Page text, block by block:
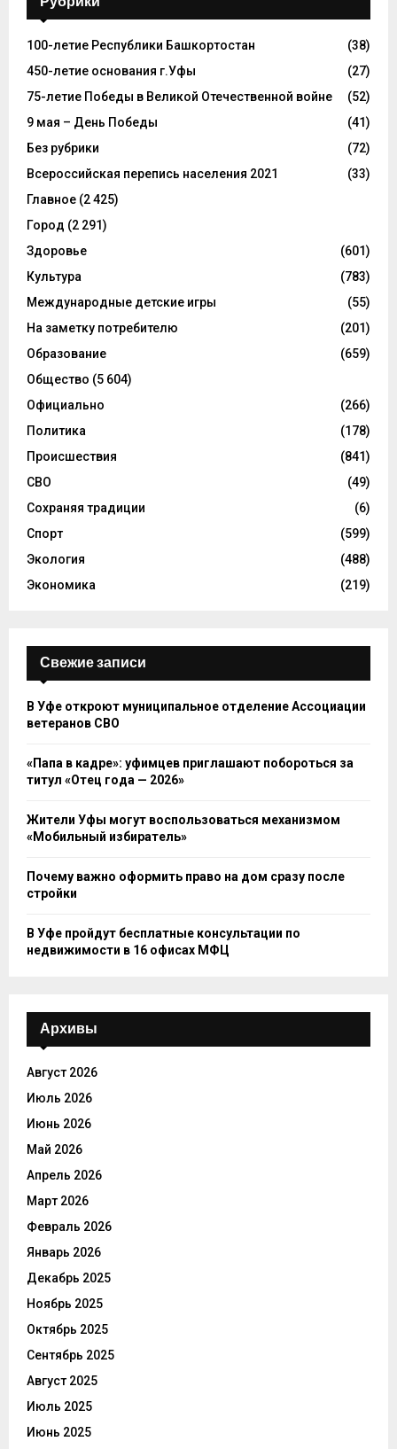
100-летие Республики Башкортостан
(38)
450-летие основания г.Уфы
(27)
75-летие Победы в Великой Отечественной войне
(52)
9 мая – День Победы
(41)
Без рубрики
(72)
Всероссийская перепись населения 2021
(33)
Главное (2 425)
Город (2 291)
Здоровье
(601)
Культура
(783)
Международные детские игры
(55)
На заметку потребителю
(201)
Образование
(659)
Общество (5 604)
Официально
(266)
Политика
(178)
Происшествия
(841)
СВО
(49)
Сохраняя традиции
(6)
Спорт
(599)
Экология
(488)
Экономика
(219)
Свежие записи
В Уфе откроют муниципальное отделение Ассоциации
ветеранов СВО
«Папа в кадре»: уфимцев приглашают побороться за
титул «Отец года — 2026»
Жители Уфы могут воспользоваться механизмом
«Мобильный избиратель»
Почему важно оформить право на дом сразу после
стройки
В Уфе пройдут бесплатные консультации по
недвижимости в 16 офисах МФЦ
Архивы
Август 2026
Июль 2026
Июнь 2026
Май 2026
Апрель 2026
Март 2026
Февраль 2026
Январь 2026
Декабрь 2025
Ноябрь 2025
Октябрь 2025
Сентябрь 2025
Август 2025
Июль 2025
Июнь 2025